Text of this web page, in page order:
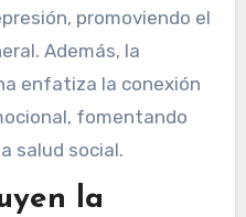
promoviendo el
Además, la
enfatiza la conexión
fomentando
salud social.
la